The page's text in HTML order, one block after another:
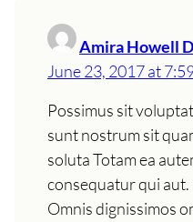
Amira Howell
June 23, 2017 at
Possimus sit
sunt nostrum sit
soluta Totam ea
consequatur qui
Omnis dignissimos